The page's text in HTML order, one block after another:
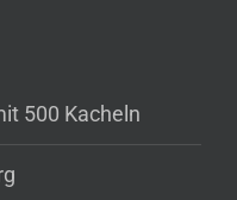
500 Kacheln